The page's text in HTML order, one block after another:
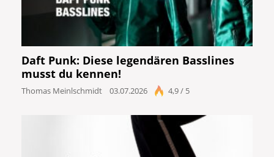
Daft Punk: Diese legendären Basslines
musst du kennen!
Thomas Meinlschmidt 03.07.2026 4,9 / 5